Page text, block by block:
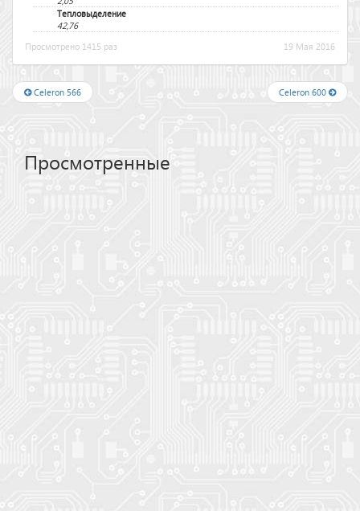
Тепловыделение
42,76
Просмотрено 1415 раз
19 Мая 2016
Celeron 566 Celeron 600
Просмотренные